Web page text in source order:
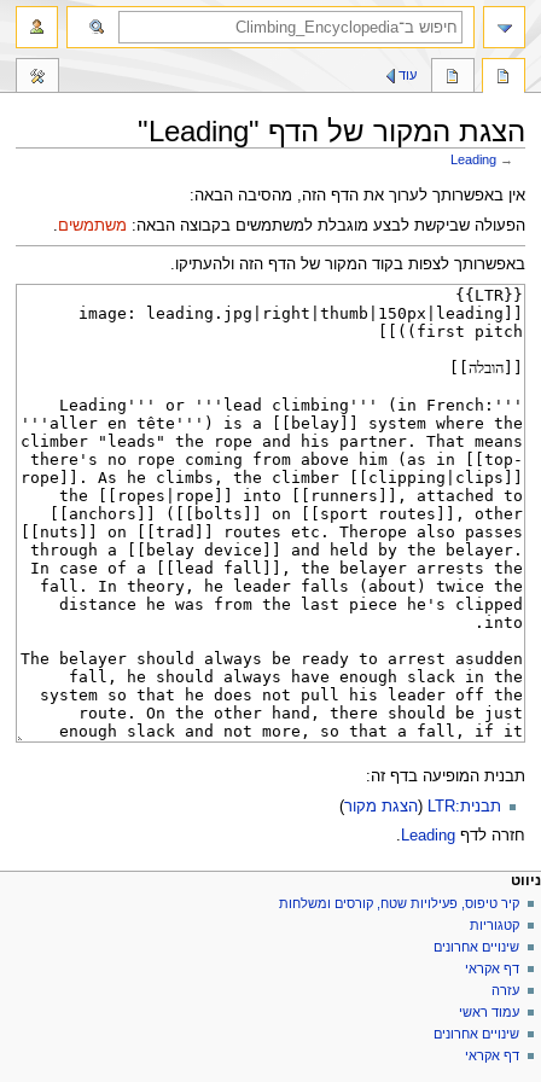
הצגת המקור של הדף "Leading"
→
Leading
קפיצה
קפיצה
לחיפוש
אין באפשרותך לערוך את הדף הזה, מהסיבה הבאה:
הפעולה שביקשת לבצע מוגבלת למשתמשים בקבוצה הבאה: משתמשים.
באפשרותך לצפות בקוד המקור של הדף הזה ולהעתיקו.
תבנית המופיעה בדף זה:
תבנית:LTR
(הצגת מקור)
חזרה לדף Leading
.
תפריט
ניווט
פעולות דף
דף
שיחה
קריאה
הצגת
מקור
היסטוריה
עוד
כלים אישיים
כניסה
לחשבון
בקשת
חשבון
ניווט
קיר טיפוס, פעילויות שטח, קורסים ומשלחות
קטגוריות
שינויים אחרונים
דף אקראי
עזרה
עמוד ראשי
שינויים אחרונים
דף אקראי
חיפוש